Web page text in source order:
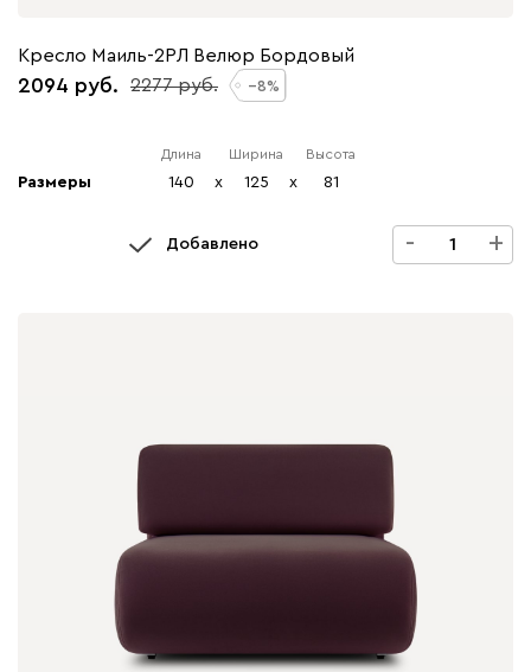
Кресло Маиль-2РЛ Велюр Бордовый
2094 2277 8
Размеры
Длина
140 x
Ширина
125 x
Высота
81
Добавлено - +